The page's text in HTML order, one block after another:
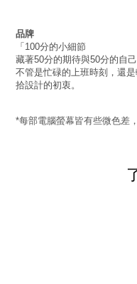
品牌
「100分的小細節
藏著50分的期待與50分的自己
不管是忙碌的上班時刻，還
拾設計的初衷。
*每部電腦螢幕皆有些微色差